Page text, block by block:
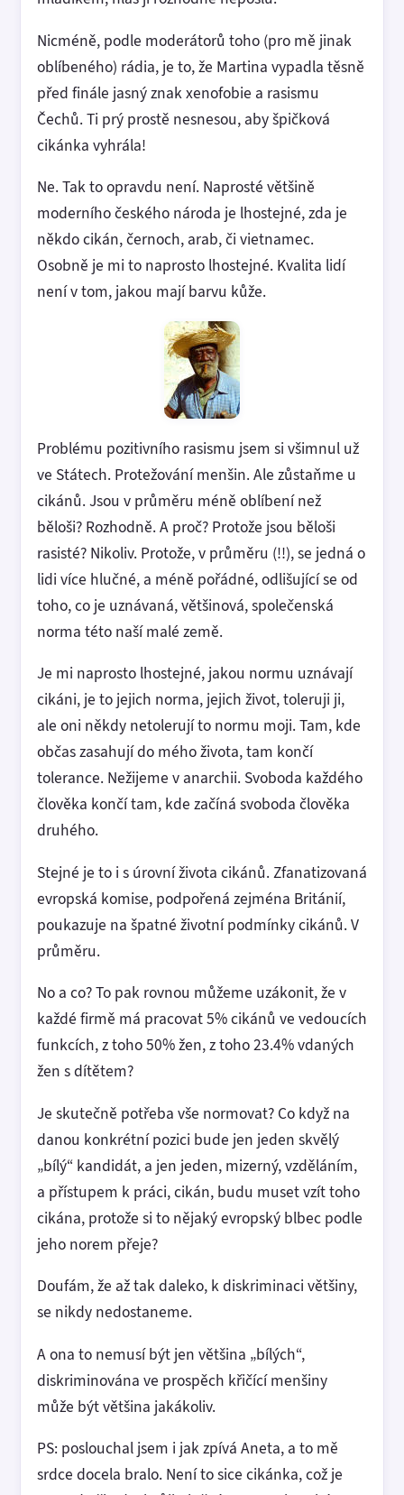
Nicméně, podle moderátorů toho (pro mě jinak
oblíbeného) rádia, je to, že Martina vypadla těsně
před finále jasný znak xenofobie a rasismu
Čechů. Ti prý prostě nesnesou, aby špičková
cikánka vyhrála!
Ne. Tak to opravdu není. Naprosté většině
moderního českého národa je lhostejné, zda je
někdo cikán, černoch, arab, či vietnamec.
Osobně je mi to naprosto lhostejné. Kvalita lidí
není v tom, jakou mají barvu kůže.
Problému pozitivního rasismu jsem si všimnul už
ve Státech. Protežování menšin. Ale zůstaňme u
cikánů. Jsou v průměru méně oblíbení než
běloši? Rozhodně. A proč? Protože jsou běloši
rasisté? Nikoliv. Protože, v průměru (!!), se jedná o
lidi více hlučné, a méně pořádné, odlišující se od
toho, co je uznávaná, většinová, společenská
norma této naší malé země.
Je mi naprosto lhostejné, jakou normu uznávají
cikáni, je to jejich norma, jejich život, toleruji ji,
ale oni někdy netolerují to normu moji. Tam, kde
občas zasahují do mého života, tam končí
tolerance. Nežijeme v anarchii. Svoboda každého
člověka končí tam, kde začíná svoboda člověka
druhého.
Stejné je to i s úrovní života cikánů. Zfanatizovaná
evropská komise, podpořená zejména Británií,
poukazuje na špatné životní podmínky cikánů. V
průměru.
No a co? To pak rovnou můžeme uzákonit, že v
každé firmě má pracovat 5% cikánů ve vedoucích
funkcích, z toho 50% žen, z toho 23.4% vdaných
žen s dítětem?
Je skutečně potřeba vše normovat? Co když na
danou konkrétní pozici bude jen jeden skvělý
„bílý“ kandidát, a jen jeden, mizerný, vzděláním,
a přístupem k práci, cikán, budu muset vzít toho
cikána, protože si to nějaký evropský blbec podle
jeho norem přeje?
Doufám, že až tak daleko, k diskriminaci většiny,
se nikdy nedostaneme.
A ona to nemusí být jen většina „bílých“,
diskriminována ve prospěch křičící menšiny
může být většina jakákoliv.
PS: poslouchal jsem i jak zpívá Aneta, a to mě
srdce docela bralo. Není to sice cikánka, což je